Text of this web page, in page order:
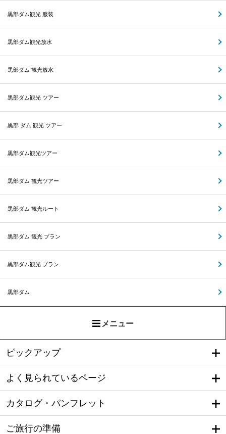
黒部ダム観光 服装
黒部ダム観光放水
黒部ダム 観光放水
黒部ダム観光 ツアー
黒部 ダム 観光 ツアー
黒部ダム観光ツアー
黒部ダム 観光ツアー
黒部ダム 観光ルート
黒部ダム 観光 プラン
黒部ダム観光 プラン
黒部ダム
メニュー
ピックアップ
よく見られているページ
カタログ・パンフレット
ご旅行の準備